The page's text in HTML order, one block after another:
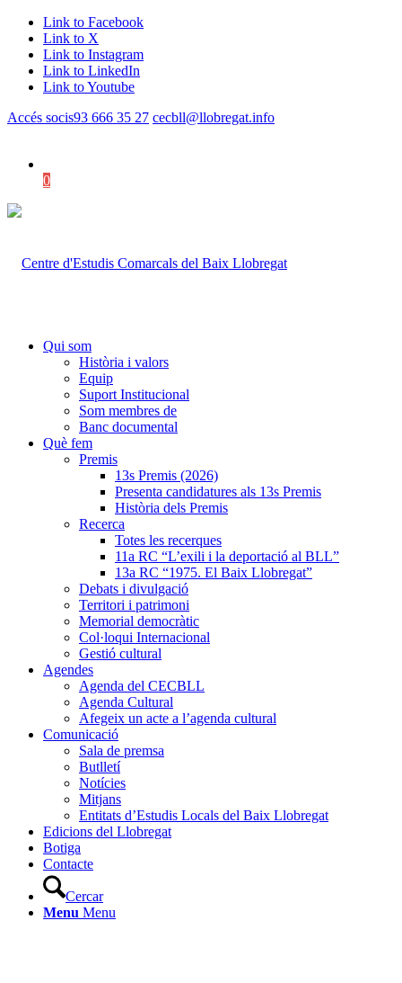
Link to Facebook
Link to X
Link to Instagram
Link to LinkedIn
Link to Youtube
Accés socis93 666 35 27 cecbll@llobregat.info
0
Qui som
Història i valors
Equip
Suport Institucional
Som membres de
Banc documental
Què fem
Premis
13s Premis (2026)
Presenta candidatures als 13s Premis
Història dels Premis
Recerca
Totes les recerques
11a RC “L’exili i la deportació al BLL”
13a RC “1975. El Baix Llobregat”
Debats i divulgació
Territori i patrimoni
Memorial democràtic
Col·loqui Internacional
Gestió cultural
Agendes
Agenda del CECBLL
Agenda Cultural
Afegeix un acte a l’agenda cultural
Comunicació
Sala de premsa
Butlletí
Notícies
Mitjans
Entitats d’Estudis Locals del Baix Llobregat
Edicions del Llobregat
Botiga
Contacte
Cercar
Menu Menu